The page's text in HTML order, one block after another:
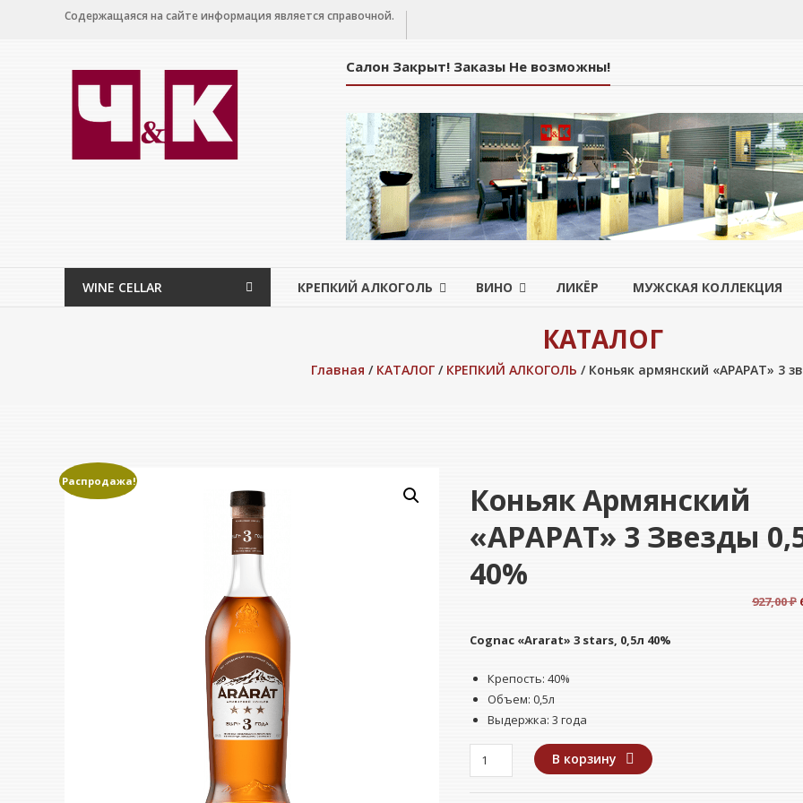
Содержащаяся на сайте информация является справочной.
WINE
CELLAR
Салон Закрыт! Заказы Не возможны!
WINE CELLAR КРЕПКИЙ АЛКОГОЛЬ ВИНО ЛИКЁР МУЖСКАЯ КОЛЛЕКЦИЯ
КАТАЛОГ
Главная / КАТАЛОГ/ КРЕПКИЙ АЛКОГОЛЬ / Коньяк армянский «АРАРАТ» 3
Распродажа!
Коньяк Армянский
«АРАРАТ» 3 Звезды
40%
927,00₽
Cognac «Ararat» 3 stars, 0,5л 40%
Крепость: 40%
Объем: 0,5л
Выдержка: 3 года
Количество
товара
Коньяк
В корзину